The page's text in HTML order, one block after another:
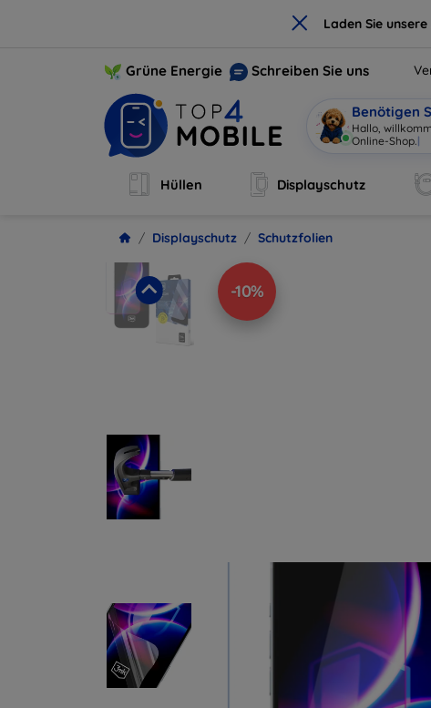
× Laden Sie
Grüne Energie Schreiben Sie uns
Benötigen
Hallo,
Online-Shop. |
Hüllen Displayschutz
Displayschutz Schutzfolien
-10%